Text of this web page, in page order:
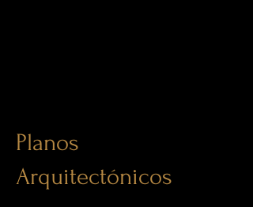
Planos
Arquitectónicos